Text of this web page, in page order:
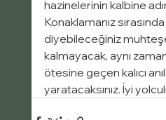
hazinelerinin kalbine
Konaklamanız
diyebileceğiniz
kalmayacak, aynı
ötesine geçen kalıcı
yaratacaksınız. İyi